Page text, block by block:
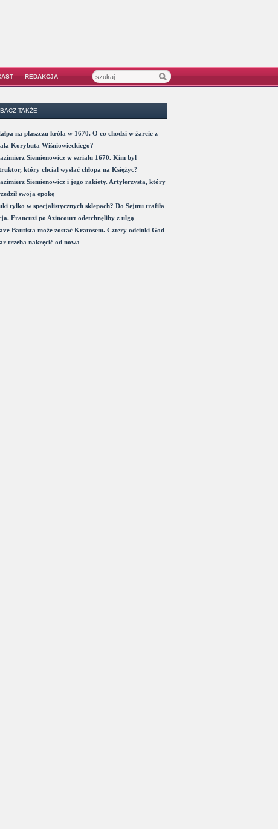
REDAKCJA
TAKŻE
na płaszczu króla w 1670. O co chodzi w żarcie z
Korybuta Wiśniowieckiego?
Siemienowicz w serialu 1670. Kim był
który chciał wysłać chłopa na Księżyc?
Siemienowicz i jego rakiety. Artylerzysta, który
swoją epokę
tylko w specjalistycznych sklepach? Do Sejmu trafiła
Francuzi po Azincourt odetchnęliby z ulgą
Bautista może zostać Kratosem. Cztery odcinki God
trzeba nakręcić od nowa